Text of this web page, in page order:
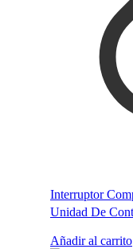
Interruptor
Unidad De
Añadir al carrito